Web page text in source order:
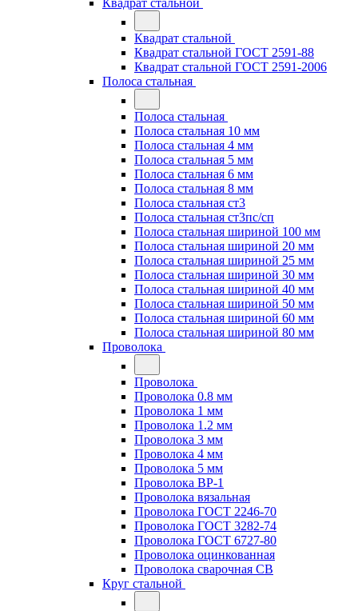
Квадрат стальной
Квадрат стальной
Квадрат стальной ГОСТ 2591-88
Квадрат стальной ГОСТ 2591-2006
Полоса стальная
Полоса стальная
Полоса стальная 10 мм
Полоса стальная 4 мм
Полоса стальная 5 мм
Полоса стальная 6 мм
Полоса стальная 8 мм
Полоса стальная ст3
Полоса стальная ст3пс/сп
Полоса стальная шириной 100 мм
Полоса стальная шириной 20 мм
Полоса стальная шириной 25 мм
Полоса стальная шириной 30 мм
Полоса стальная шириной 40 мм
Полоса стальная шириной 50 мм
Полоса стальная шириной 60 мм
Полоса стальная шириной 80 мм
Проволока
Проволока
Проволока 0.8 мм
Проволока 1 мм
Проволока 1.2 мм
Проволока 3 мм
Проволока 4 мм
Проволока 5 мм
Проволока ВР-1
Проволока вязальная
Проволока ГОСТ 2246-70
Проволока ГОСТ 3282-74
Проволока ГОСТ 6727-80
Проволока оцинкованная
Проволока сварочная СВ
Круг стальной